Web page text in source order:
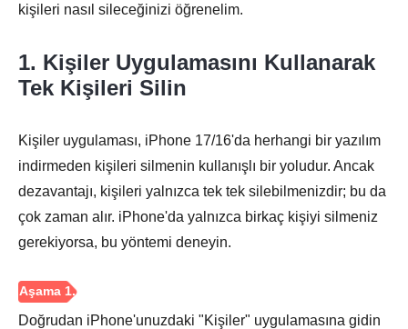
kişileri nasıl sileceğinizi öğrenelim.
1. Kişiler Uygulamasını Kullanarak
Tek Kişileri Silin
Kişiler uygulaması, iPhone 17/16'da herhangi bir yazılım
indirmeden kişileri silmenin kullanışlı bir yoludur. Ancak
dezavantajı, kişileri yalnızca tek tek silebilmenizdir; bu da
çok zaman alır. iPhone'da yalnızca birkaç kişiyi silmeniz
gerekiyorsa, bu yöntemi deneyin.
Doğrudan iPhone'unuzdaki "Kişiler" uygulamasına gidin